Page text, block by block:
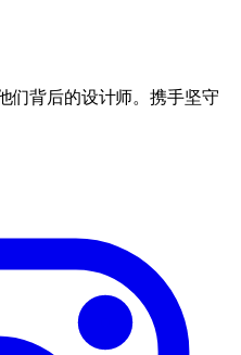
们背后的设计师。携手坚守